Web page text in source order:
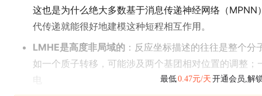
这也是为什么绝大多数基于消息传递神经网络（
代传递就能很好地建模这种短程相互作用。
LMHE是高度非局域的 ：反应坐标描述的往往是整个
如一个质子转移，可能涉及两个基团相对位置的调整
电
最低0.47元/天 开通会员,解